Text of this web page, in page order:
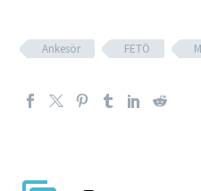
Ankesör FETÖ